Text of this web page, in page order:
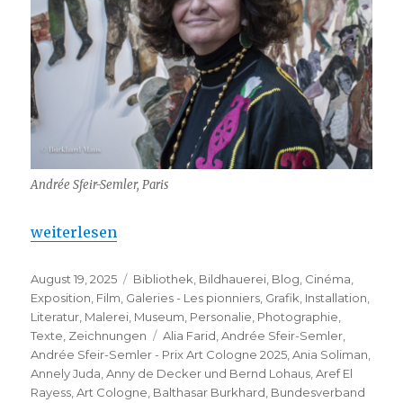
Andrée Sfeir-Semler, Paris
„Andrée Sfeir-Semler – Prix Art Cologne 2025“
weiterlesen
Veröffentlicht
am
August 19, 2025 Kategorien
Bibliothek, Bildhauerei, Blog, Cinéma,
Exposition, Film, Galeries - Les pionniers, Grafik, Installation,
Literatur, Malerei, Museum, Personalie, Photographie,
Texte, Zeichnungen Schlagwörter
Alia Farid,Andrée Sfeir-Semler,
Andrée Sfeir-Semler - Prix Art Cologne 2025,Ania Soliman,
Annely Juda,Anny de Decker und Bernd Lohaus,Aref El
Rayess,Art Cologne, Balthasar Burkhard, Bundesverband